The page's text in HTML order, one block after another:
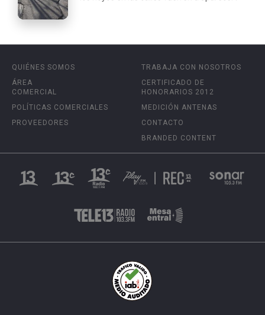
QUIÉNES SOMOS
ÁREA
COMERCIAL
POLÍTICAS COMERCIALES
PROVEEDORES
TRABAJA CON NOSOTROS
CERTIFICADO DE
HONORARIOS 2012
MEDICIÓN ANTENAS
CONTACTO
BRANDED CONTENT